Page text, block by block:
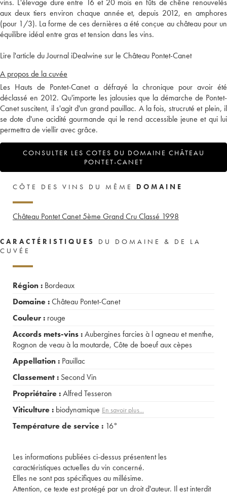
vins. L'élevage dure entre 16 et 20 mois en fûts de chêne renouvelés
aux deux tiers environ chaque année et, depuis 2012, en amphores
(pour 1/3). La forme de ces dernières a été conçue au château pour un
équilibre idéal entre gras et tension dans les vins.
Lire l'article du Journal iDealwine sur le Château Pontet-Canet
A propos de la cuvée
Les Hauts de Pontet-Canet a défrayé la chronique pour avoir été
déclassé en 2012. Qu'importe les jalousies que la démarche de Pontet-
Canet suscitent, il s'agit d'un grand pauillac. A la fois, strucruté et plein, il
se dote d'une acidité gourmande qui le rend accessible jeune et qui lui
permettra de viellir avec grâce.
CONSULTER LES COTES DU DOMAINE CHÂTEAU
PONTET-CANET
CÔTE DES VINS DU MÊME DOMAINE
Château Pontet Canet 5ème Grand Cru Classé 1998
CARACTÉRISTIQUES
DU DOMAINE & DE LA
CUVÉE
Région : Bordeaux
Domaine :Château Pontet-Canet
Couleur : rouge
Accords mets-vins :Aubergines farcies à l agneau et menthe,
Rognon de veau à la moutarde, Côte de boeuf aux cèpes
Appellation : Pauillac
Classement : Second Vin
Propriétaire :Alfred Tesseron
Viticulture : biodynamique En savoir plus...
Température de service : 16°
Les informations publiées ci-dessus présentent les
caractéristiques actuelles du vin concerné.
Elles ne sont pas spécifiques au millésime.
Attention, ce texte est protégé par un droit d'auteur. Il est interdit